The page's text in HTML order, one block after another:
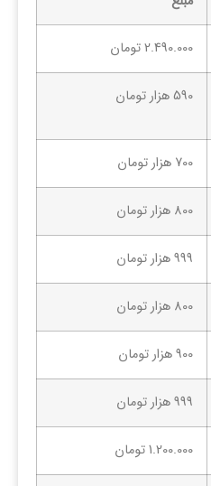
2.490.000 تومان
590 هزار تومان
700 هزار تومان
800 هزار تومان
999 هزار تومان
800 هزار تومان
900 هزار تومان
999 هزار تومان
1.200.000 تومان